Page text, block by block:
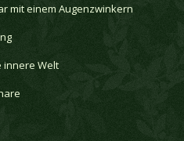
mit einem Augenzwinkern
innere Welt